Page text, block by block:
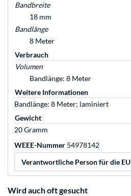
Bandbreite
18 mm
Bandlänge
8 Meter
Verbrauch
Volumen
Bandlänge: 8 Meter
Weitere Informationen
Bandlänge: 8 Meter; laminiert
Gewicht
20 Gramm
WEEE-Nummer 54978142
Verantwortliche Person für die EU
Wird auch oft gesucht